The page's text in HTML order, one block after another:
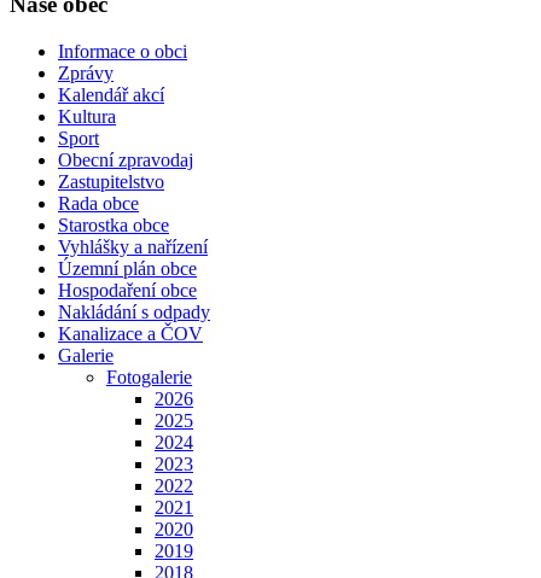
Informace o obci
Zprávy
Kalendář akcí
Kultura
Sport
Obecní zpravodaj
Zastupitelstvo
Rada obce
Starostka obce
Vyhlášky a nařízení
Územní plán obce
Hospodaření obce
Nakládání s odpady
Kanalizace a ČOV
Galerie
Fotogalerie
2026
2025
2024
2023
2022
2021
2020
2019
2018